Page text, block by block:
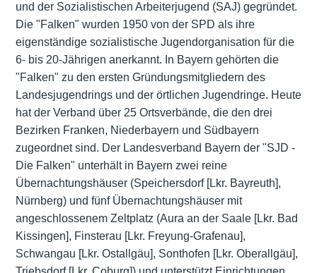
und der Sozialistischen Arbeiterjugend (SAJ) gegründet.
Die "Falken" wurden 1950 von der SPD als ihre
eigenständige sozialistische Jugendorganisation für die
6- bis 20-Jährigen anerkannt. In Bayern gehörten die
"Falken" zu den ersten Gründungsmitgliedern des
Landesjugendrings und der örtlichen Jugendringe. Heute
hat der Verband über 25 Ortsverbände, die den drei
Bezirken Franken, Niederbayern und Südbayern
zugeordnet sind. Der Landesverband Bayern der "SJD -
Die Falken" unterhält in Bayern zwei reine
Übernachtungshäuser (Speichersdorf [Lkr. Bayreuth],
Nürnberg) und fünf Übernachtungshäuser mit
angeschlossenem Zeltplatz (Aura an der Saale [Lkr. Bad
Kissingen], Finsterau [Lkr. Freyung-Grafenau],
Schwangau [Lkr. Ostallgäu], Sonthofen [Lkr. Oberallgäu],